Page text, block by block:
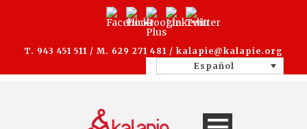
T. 943 451 511 / M. 629 271 481 / kalapie@kalapie.org
Español